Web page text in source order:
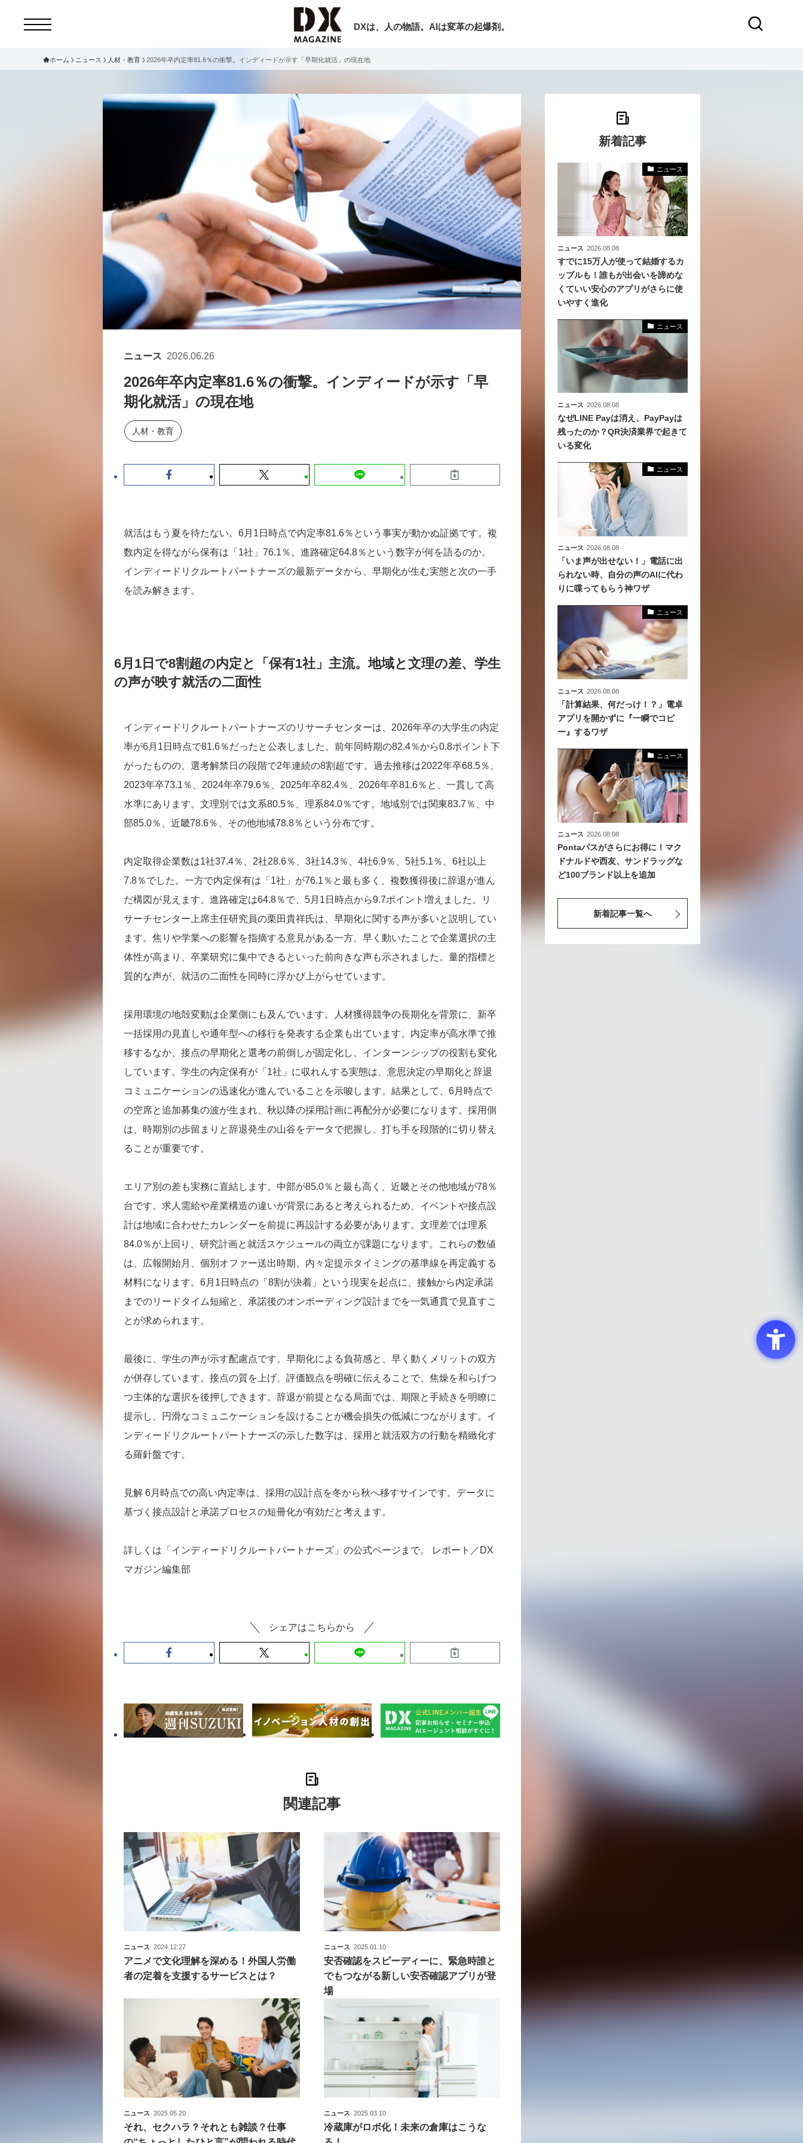
DXは、人の物語。AIは変革の起爆剤。
ニュース
サービスメニュー 日本オムニチャネル協会
トップページ
特集
動画
サイトマップ
お問い合わせ
個人情報保護法について
運営会社
採用情報
現在開催予定のセミナー
【8/12開催】「イノベーションを数値化
する」～投資される事業の基準と、終活
DX「SouSou」に学ぶ資金調達・巻き込
みのリアル～
2026-06-10
セミナー
【9/30開催】AIで何でもできる時代に、
なぜ「DX人財」というキャリアが求めら
ホーム ニュース 人材・教育 2026年卒内定率81.6％の衝撃。インディードが示す「早期化就活」の現在地
ニュース 2026.06.26
2026年卒内定率81.6％の衝撃。インディードが示す「早
期化就活」の現在地
人材・教育
就活はもう夏を待たない。6月1日時点で内定率81.6％という事実が動かぬ証拠です。複
数内定を得ながら保有は「1社」76.1％。進路確定64.8％という数字が何を語るのか。
インディードリクルートパートナーズの最新データから、早期化が生む実態と次の一手
を読み解きます。
6月1日で8割超の内定と「保有1社」主流。地域と文理の差、学生
の声が映す就活の二面性
インディードリクルートパートナーズのリサーチセンターは、2026年卒の大学生の内定
率が6月1日時点で81.6％だったと公表しました。前年同時期の82.4％から0.8ポイント下
がったものの、選考解禁日の段階で2年連続の8割超です。過去推移は2022年卒68.5％、
2023年卒73.1％、2024年卒79.6％、2025年卒82.4％、2026年卒81.6％と、一貫して高
水準にあります。文理別では文系80.5％、理系84.0％です。地域別では関東83.7％、中
部85.0％、近畿78.6％、その他地域78.8％という分布です。
内定取得企業数は1社37.4％、2社28.6％、3社14.3％、4社6.9％、5社5.1％、6社以上
7.8％でした。一方で内定保有は「1社」が76.1％と最も多く、複数獲得後に辞退が進ん
だ構図が見えます。進路確定は64.8％で、5月1日時点から9.7ポイント増えました。リ
サーチセンター上席主任研究員の栗田貴祥氏は、早期化に関する声が多いと説明してい
ます。焦りや学業への影響を指摘する意見がある一方、早く動いたことで企業選択の主
体性が高まり、卒業研究に集中できるといった前向きな声も示されました。量的指標と
質的な声が、就活の二面性を同時に浮かび上がらせています。
採用環境の地殻変動は企業側にも及んでいます。人材獲得競争の長期化を背景に、新卒
一括採用の見直しや通年型への移行を発表する企業も出ています。内定率が高水準で推
移するなか、接点の早期化と選考の前倒しが固定化し、インターンシップの役割も変化
しています。学生の内定保有が「1社」に収れんする実態は、意思決定の早期化と辞退
コミュニケーションの迅速化が進んでいることを示唆します。結果として、6月時点で
の空席と追加募集の波が生まれ、秋以降の採用計画に再配分が必要になります。採用側
は、時期別の歩留まりと辞退発生の山谷をデータで把握し、打ち手を段階的に切り替え
ることが重要です。
エリア別の差も実務に直結します。中部が85.0％と最も高く、近畿とその他地域が78％
台です。求人需給や産業構造の違いが背景にあると考えられるため、イベントや接点設
計は地域に合わせたカレンダーを前提に再設計する必要があります。文理差では理系
84.0％が上回り、研究計画と就活スケジュールの両立が課題になります。これらの数値
は、広報開始月、個別オファー送出時期、内々定提示タイミングの基準線を再定義する
材料になります。6月1日時点の「8割が決着」という現実を起点に、接触から内定承諾
までのリードタイム短縮と、承諾後のオンボーディング設計までを一気通貫で見直すこ
とが求められます。
最後に、学生の声が示す配慮点です。早期化による負荷感と、早く動くメリットの双方
が併存しています。接点の質を上げ、評価観点を明確に伝えることで、焦燥を和らげつ
つ主体的な選択を後押しできます。辞退が前提となる局面では、期限と手続きを明瞭に
提示し、円滑なコミュニケーションを設けることが機会損失の低減につながります。イ
ンディードリクルートパートナーズの示した数字は、採用と就活双方の行動を精緻化す
る羅針盤です。
見解 6月時点での高い内定率は、採用の設計点を冬から秋へ移すサインです。データに
基づく接点設計と承諾プロセスの短冊化が有効だと考えます。
詳しくは「インディードリクルートパートナーズ」の公式ページまで。 レポート／DX
マガジン編集部
シェアはこちらから
関連記事
ニュース 2024.12.27
アニメで文化理解を深める！外国人労働
者の定着を支援するサービスとは？
ニュース 2025.01.10
安否確認をスピーディーに、緊急時誰と
でもつながる新しい安否確認アプリが登
場
ニュース 2025.05.20
それ、セクハラ？それとも雑談？仕事
ニュース 2025.03.10
冷蔵庫がロボ化！未来の倉庫はこうな
新着記事
ニュース
ニュース 2026.08.08
すでに15万人が使って結婚するカ
ップルも！誰もが出会いを諦めな
くていい安心のアプリがさらに使
いやすく進化
ニュース
ニュース 2026.08.08
なぜLINE Payは消え、PayPayは
残ったのか？QR決済業界で起きて
いる変化
ニュース
ニュース 2026.08.08
「いま声が出せない！」電話に出
られない時、自分の声のAIに代わ
りに喋ってもらう神ワザ
ニュース
ニュース 2026.08.08
「計算結果、何だっけ！？」電卓
アプリを開かずに『一瞬でコピ
ー』するワザ
ニュース
ニュース 2026.08.08
Pontaパスがさらにお得に！マク
ドナルドや西友、サンドラッグな
ど100ブランド以上を追加
新着記事一覧へ